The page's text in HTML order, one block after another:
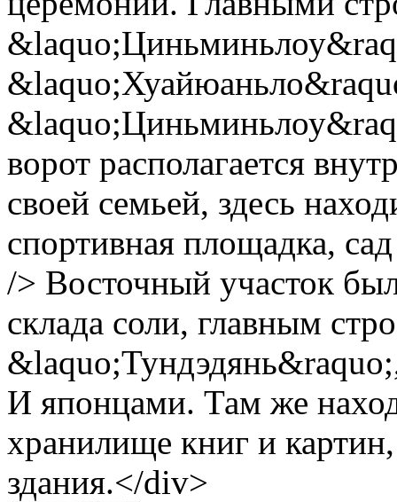
ворот располагается
своей семьей, здесь
спортивная площадка,
/> Восточный участок
склада соли, главным
И японцами. Там же
хранилище книг и
здания.</div>